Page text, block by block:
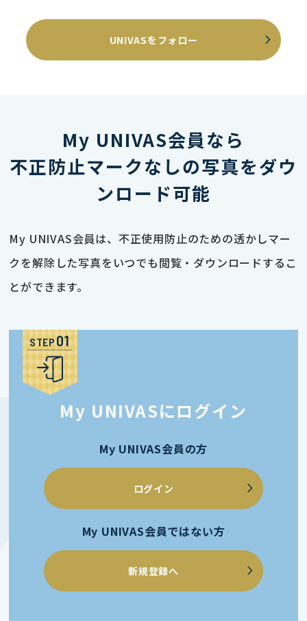
UNIVASをフォロー
My UNIVAS会員なら
不正防止マークなしの写真をダウ
ンロード可能
My UNIVAS会員は、不正使用防止のための透かしマー
クを解除した写真をいつでも閲覧・ダウンロードするこ
とができます。
STEP
My UNIVASにログイン
My UNIVAS会員の方
ログイン
My UNIVAS会員ではない方
新規登録へ